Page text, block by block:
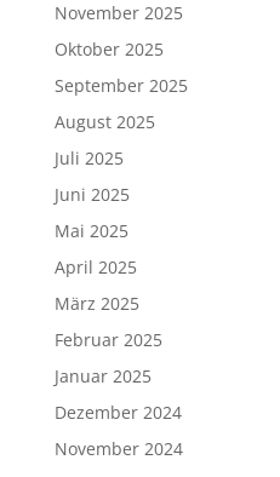
November 2025
Oktober 2025
September 2025
August 2025
Juli 2025
Juni 2025
Mai 2025
April 2025
März 2025
Februar 2025
Januar 2025
Dezember 2024
November 2024